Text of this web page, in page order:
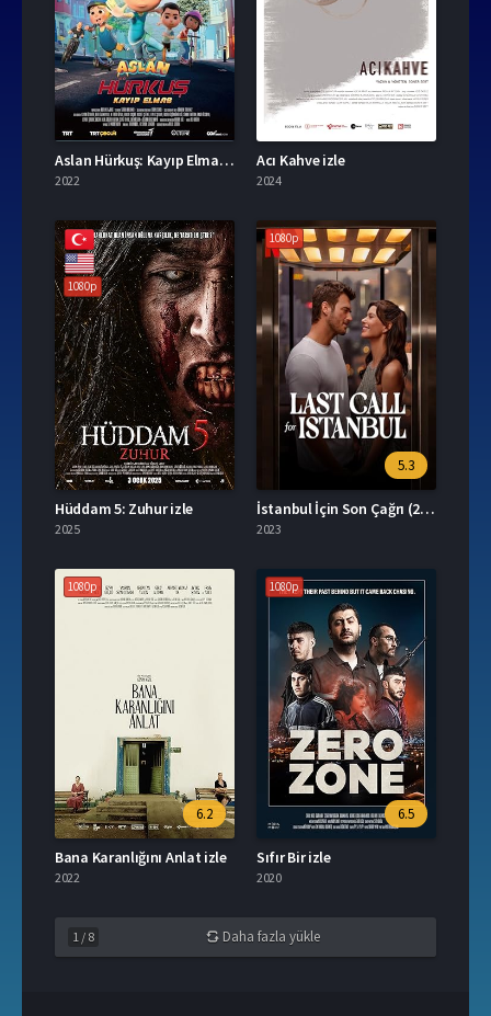
Aslan Hürkuş: Kayıp Elmas izle
2022
Acı Kahve izle
2024
1080p
Hüddam 5: Zuhur izle
2025
1080p
5.3
İstanbul İçin Son Çağrı (2023) izle
2023
1080p
6.2
Bana Karanlığını Anlat izle
2022
1080p
6.5
Sıfır Bir izle
2020
1 / 8 Daha fazla yükle